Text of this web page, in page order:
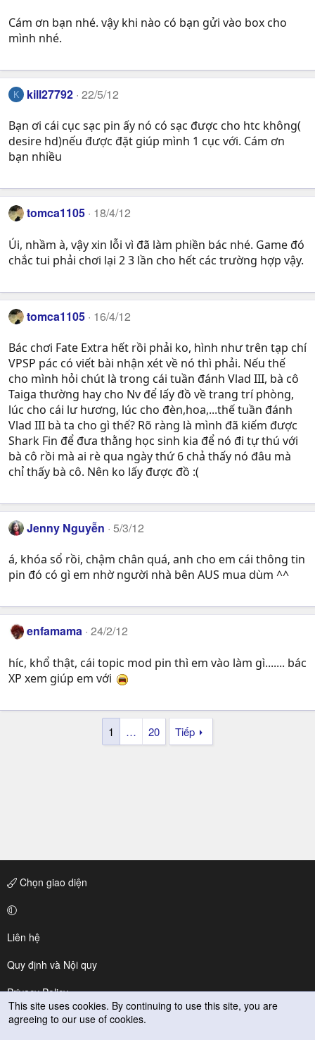
Cám ơn bạn nhé. vậy khi nào có bạn gửi vào box cho
mình nhé.
K kill27792 22/5/12
Bạn ơi cái cục sạc pin ấy nó có sạc được cho htc không(
desire hd)nếu được đặt giúp mình 1 cục với. Cám ơn
bạn nhiều
tomca1105 18/4/12
Úi, nhầm à, vậy xin lỗi vì đã làm phiền bác nhé. Game đó
chắc tui phải chơi lại 2 3 lần cho hết các trường hợp vậy.
tomca1105 16/4/12
Bác chơi Fate Extra hết rồi phải ko, hình như trên tạp chí
VPSP pác có viết bài nhận xét về nó thì phải. Nếu thế
cho mình hỏi chút là trong cái tuần đánh Vlad III, bà cô
Taiga thường hay cho Nv để lấy đồ về trang trí phòng,
lúc cho cái lư hương, lúc cho đèn,hoa,...thế tuần đánh
Vlad III bà ta cho gì thế? Rõ ràng là mình đã kiếm được
Shark Fin để đưa thằng học sinh kia để nó đi tự thú với
bà cô rồi mà ai rè qua ngày thứ 6 chả thấy nó đâu mà
chỉ thấy bà cô. Nên ko lấy được đồ :(
Jenny Nguyễn 5/3/12
á, khóa sổ rồi, chậm chân quá, anh cho em cái thông tin
pin đó có gì em nhờ người nhà bên AUS mua dùm ^^
enfamama 24/2/12
híc, khổ thật, cái topic mod pin thì em vào làm gì....... bác
XP xem giúp em với
1 … 20 Tiếp
Chọn giao diện
Liên hệ
Quy định và Nội quy
Privacy Policy
Trợ giúp
This site uses cookies. By continuing to use this site, you are
agreeing to our use of cookies.